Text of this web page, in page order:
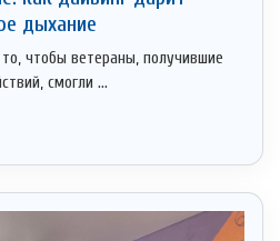
дыхание
чтобы ветераны, получившие
смогли ...